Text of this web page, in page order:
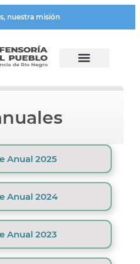
nuestra misión
Anual 2025
Anual 2024
Anual 2023